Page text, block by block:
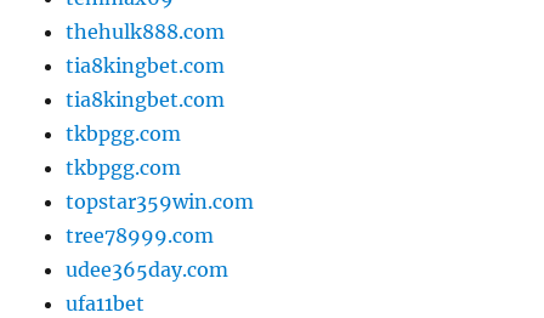
thehulk888.com
tia8kingbet.com
tia8kingbet.com
tkbpgg.com
tkbpgg.com
topstar359win.com
tree78999.com
udee365day.com
ufa11bet